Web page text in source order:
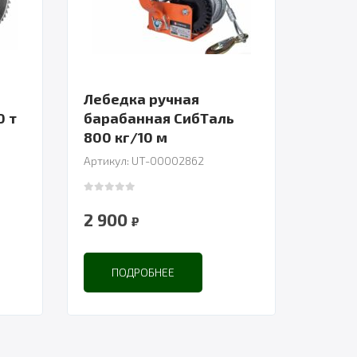
т
Лебедка ручная
барабанная СибТаль
800 кг/10 м
Артикул: UT-00002862
2 900 ₽
ПОДРОБНЕЕ